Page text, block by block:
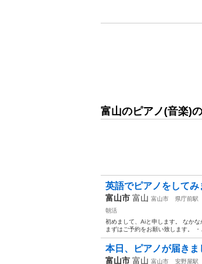
富山のピアノ(音楽)
英語でピアノをして
富山市 富山 富山市 県庁前駅
朝活
初めまして、Aiと申します。 なか
まずはご予約をお願い致します。
本日、ピアノが届き
富山市 富山 富山市 安野屋駅